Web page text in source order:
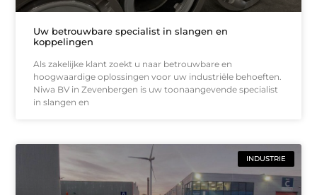
Uw betrouwbare specialist in slangen en
koppelingen
Als zakelijke klant zoekt u naar betrouwbare en
hoogwaardige oplossingen voor uw industriële behoeften.
Niwa BV in Zevenbergen is uw toonaangevende specialist
in slangen en
INDUSTRIE